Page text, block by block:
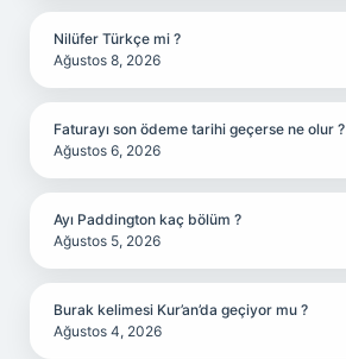
Nilüfer Türkçe mi ?
Ağustos 8, 2026
Faturayı son ödeme tarihi geçerse ne olur ?
Ağustos 6, 2026
Ayı Paddington kaç bölüm ?
Ağustos 5, 2026
Burak kelimesi Kur’an’da geçiyor mu ?
Ağustos 4, 2026